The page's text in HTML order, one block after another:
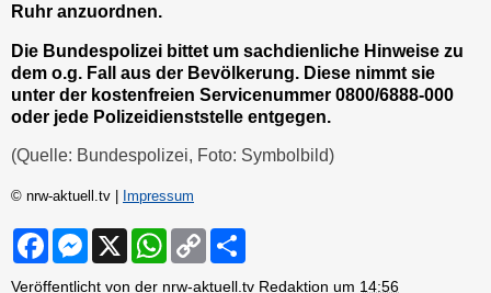
Ruhr anzuordnen.
Die Bundespolizei bittet um sachdienliche Hinweise zu
dem o.g. Fall aus der Bevölkerung. Diese nimmt sie
unter der kostenfreien Servicenummer 0800/6888-000
oder jede Polizeidienststelle entgegen.
(Quelle: Bundespolizei, Foto: Symbolbild)
© nrw-aktuell.tv | Impressum
F
M
X
W
C
Veröffentlicht von der nrw-aktuell.tv Redaktion um 14:56